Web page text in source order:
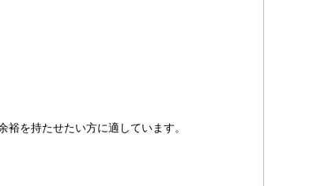
を持たせたい方に適しています。